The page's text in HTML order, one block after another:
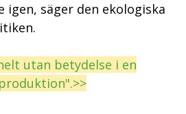
igen, säger den ekologiska
utan betydelse i en